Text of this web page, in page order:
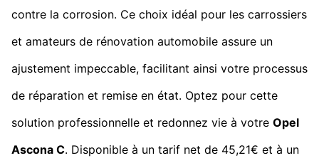
contre la corrosion. Ce choix idéal pour les carrossiers
et amateurs de rénovation automobile assure un
ajustement impeccable, facilitant ainsi votre processus
de réparation et remise en état. Optez pour cette
solution professionnelle et redonnez vie à votre Opel
Ascona C. Disponible à un tarif net de 45,21€ et à un